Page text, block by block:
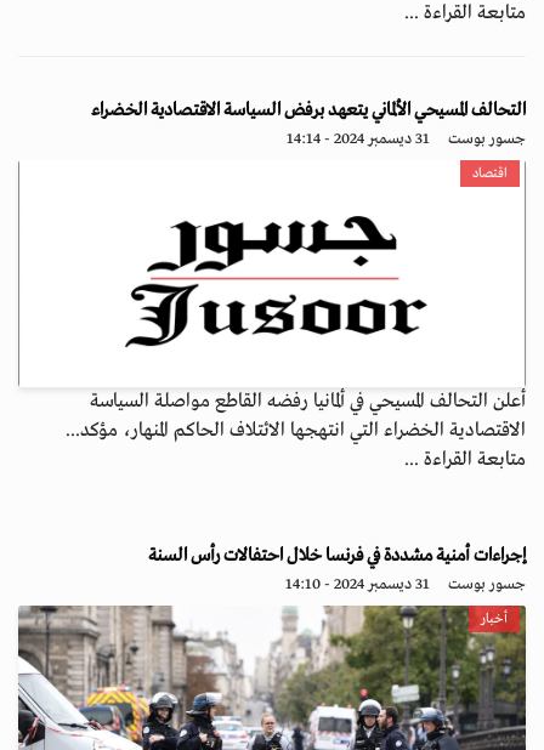
متابعة القراءة ...
التحالف المسيحي الألماني يتعهد برفض السياسة الاقتصادية الخضراء
جسور بوست 31 ديسمبر 2024 - 14:14
اقتصاد
أعلن التحالف المسيحي في ألمانيا رفضه القاطع مواصلة السياسة
الاقتصادية الخضراء التي انتهجها الائتلاف الحاكم المنهار، مؤكد...
متابعة القراءة ...
إجراءات أمنية مشددة في فرنسا خلال احتفالات رأس السنة
جسور بوست 31 ديسمبر 2024 - 14:10
أخبار